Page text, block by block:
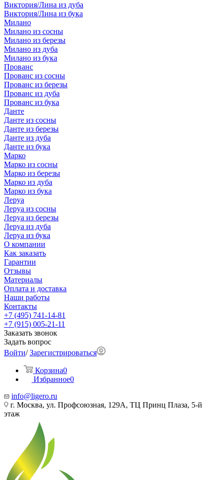
Виктория/Лина из дуба
Виктория/Лина из бука
Милано
Милано из сосны
Милано из березы
Милано из дуба
Милано из бука
Прованс
Прованс из сосны
Прованс из березы
Прованс из дуба
Прованс из бука
Данте
Данте из сосны
Данте из березы
Данте из дуба
Данте из бука
Марко
Марко из сосны
Марко из березы
Марко из дуба
Марко из бука
Леруа
Леруа из сосны
Леруа из березы
Леруа из дуба
Леруа из бука
О компании
Как заказать
Гарантии
Отзывы
Материалы
Оплата и доставка
Наши работы
Контакты
+7 (495) 741-14-81
+7 (915) 005-21-11
Заказать звонок
Задать вопрос
Войти/Зарегистрироваться
Корзина0
Избранное0
info@ligero.ru
г. Москва, ул. Профсоюзная, 129А, ТЦ Принц Плаза, 5-й
этаж